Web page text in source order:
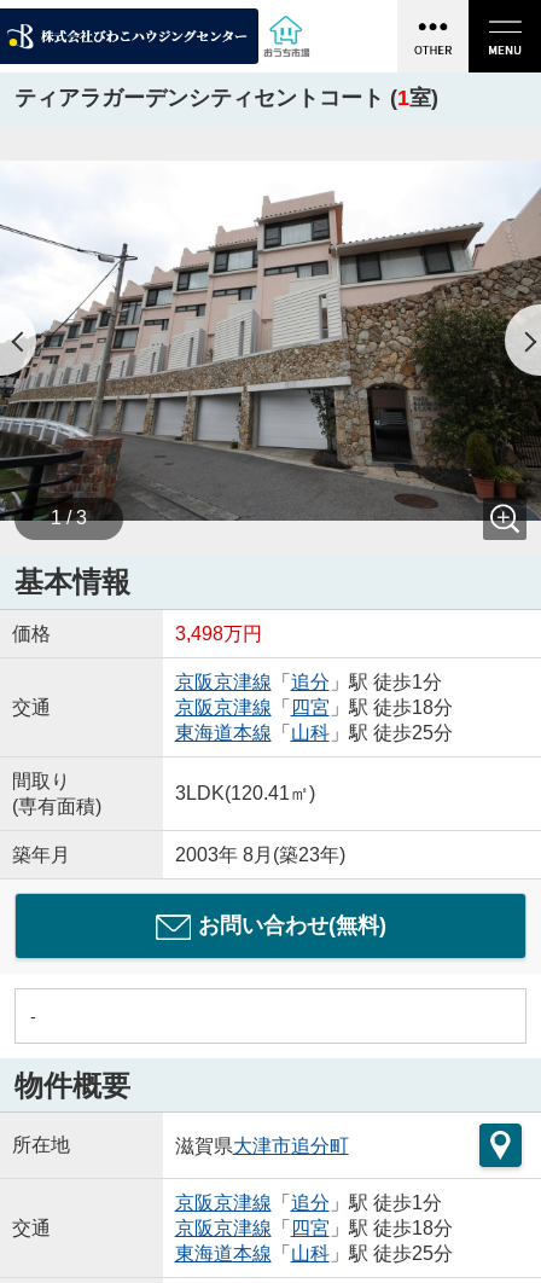
ティアラガーデンシティセントコート (1室)
1 / 3
基本情報
価格 3,498万円
交通
京阪京津線 「 追分 」駅 徒歩1分
京阪京津線 「 四宮 」駅 徒歩18分
東海道本線 「 山科」駅 徒歩25分
間取り
(専有面積)
3LDK(120.41㎡)
築年月 2003年 8月(築23年)
お問い合わせ(無料)
-
物件概要
所在地 滋賀県大津市追分町
交通
京阪京津線 「 追分 」駅 徒歩1分
京阪京津線 「 四宮 」駅 徒歩18分
東海道本線 「 山科」駅 徒歩25分